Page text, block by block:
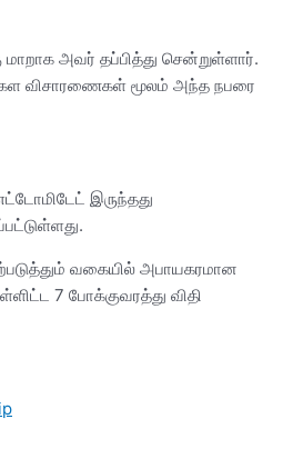
அவர் தப்பித்து சென்றுள்ளார்.
விசாரணைகள் மூலம் அந்த நபரை
இருந்தது
வகையில் அபாயகரமான
7 போக்குவரத்து விதி